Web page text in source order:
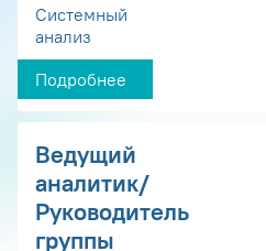
Системный
анализ
Подробнее
Ведущий
аналитик/
Руководитель
группы